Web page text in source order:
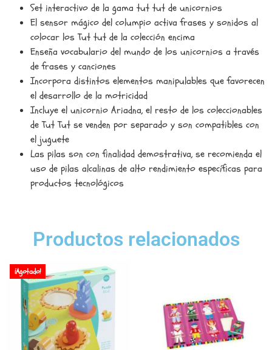
Set interactivo de la gama tut tut de unicornios
El sensor mágico del columpio activa frases y sonidos al
colocar los Tut tut de la colección encima
Enseña vocabulario del mundo de los unicornios a través
de frases y canciones
Incorpora distintos elementos manipulables que favorecen
el desarrollo de la motricidad
Incluye el unicornio Ariadna, el resto de los coleccionables
de Tut Tut se venden por separado y son compatibles con
el juguete
Las pilas son con finalidad demostrativa, se recomienda el
uso de pilas alcalinas de alto rendimiento específicas para
productos tecnológicos
Productos relacionados
¡Agotado!